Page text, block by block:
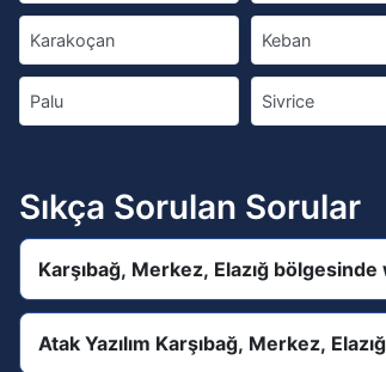
Karakoçan Keban
Palu Sivrice
Sıkça Sorulan Sorular
Karşıbağ, Merkez, Elazığ
Atak Yazılım Karşıbağ, Merkez,